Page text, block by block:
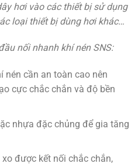
hơi vào các thiết bị sử dụng
loại thiết bị dùng hơi khác…
nối nhanh khí nén SNS:
nén cần an toàn cao nên
cực chắc chắn và độ bền
nhựa đặc chủng để gia tăng
được kết nối chắc chắn,